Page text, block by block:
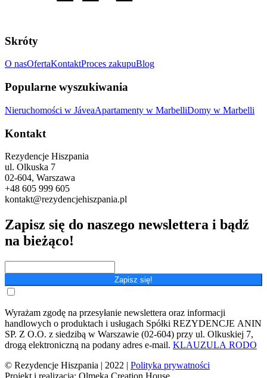
Skróty
O nasOfertaKontaktProces zakupuBlog
Popularne wyszukiwania
Nieruchomości w JáveaApartamenty w MarbelliDomy w Marbelli
Kontakt
Rezydencje Hiszpania
ul. Olkuska 7
02-604, Warszawa
+48 605 999 605
kontakt@rezydencjehiszpania.pl
Zapisz się do naszego newslettera i bądź
na bieżąco!
Zapisz się!
Wyrażam zgodę na przesyłanie newslettera oraz informacji
handlowych o produktach i usługach Spółki REZYDENCJE ANIN
SP. Z O.O. z siedzibą w Warszawie (02-604) przy ul. Olkuskiej 7,
drogą elektroniczną na podany adres e-mail. KLAUZULA RODO
© Rezydencje Hiszpania | 2022 | Polityka prywatności
Projekt i realizacja: Olmeka Creation House